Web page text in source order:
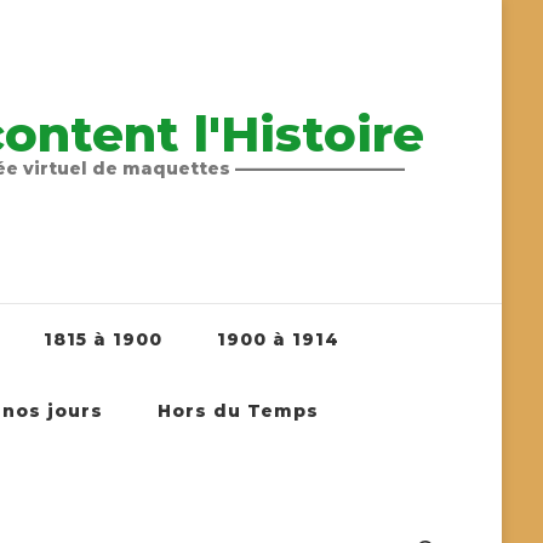
l'Histoire
virtuel de maquettes ——————————
1815 à 1900 1900 à 1914
nos jours Hors du Temps